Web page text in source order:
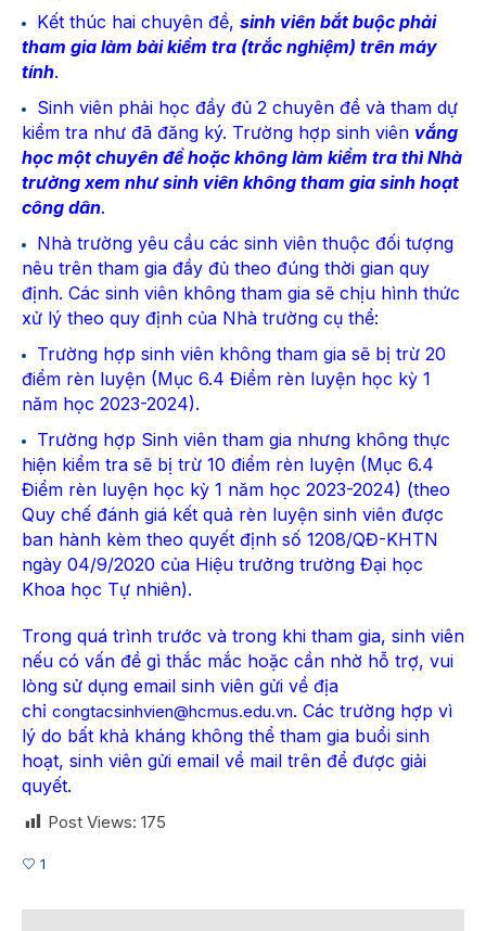
Kết thúc hai chuyên đề, sinh viên bắt buộc phải
tham gia làm bài kiểm tra (trắc nghiệm) trên máy
tính.
Sinh viên phải học đầy đủ 2 chuyên đề và tham dự
kiểm tra như đã đăng ký. Trường hợp sinh viên vắng
học một chuyên đề hoặc không làm kiểm tra thì Nhà
trường xem như sinh viên không tham gia sinh hoạt
công dân.
Nhà trường yêu cầu các sinh viên thuộc đối tượng
nêu trên tham gia đầy đủ theo đúng thời gian quy
định. Các sinh viên không tham gia sẽ chịu hình thức
xử lý theo quy định của Nhà trường cụ thể:
Trường hợp sinh viên không tham gia sẽ bị trừ 20
điểm rèn luyện (Mục 6.4 Điểm rèn luyện học kỳ 1
năm học 2023-2024).
Trường hợp Sinh viên tham gia nhưng không thực
hiện kiểm tra sẽ bị trừ 10 điểm rèn luyện (Mục 6.4
Điểm rèn luyện học kỳ 1 năm học 2023-2024) (theo
Quy chế đánh giá kết quả rèn luyện sinh viên được
ban hành kèm theo quyết định số 1208/QĐ-KHTN
ngày 04/9/2020 của Hiệu trưởng trường Đại học
Khoa học Tự nhiên).
Trong quá trình trước và trong khi tham gia, sinh viên
nếu có vấn đề gì thắc mắc hoặc cần nhờ hỗ trợ, vui
lòng sử dụng email sinh viên gửi về địa
chỉ congtacsinhvien@hcmus.edu.vn. Các trường hợp vì
lý do bất khả kháng không thể tham gia buổi sinh
hoạt, sinh viên gửi email về mail trên để được giải
quyết.
Post Views: 175
1